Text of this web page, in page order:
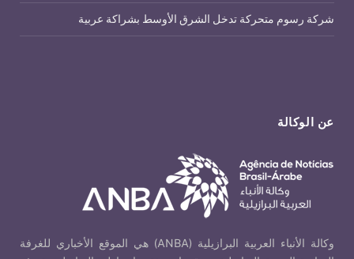
عن الوكالة
وكالة الأنباء العربية البرازيلية (ANBA) هي الموقع الأخباري للغرفة
شركة رسوم متحركة تدخل الشرق الأوسط بشراكة عربية